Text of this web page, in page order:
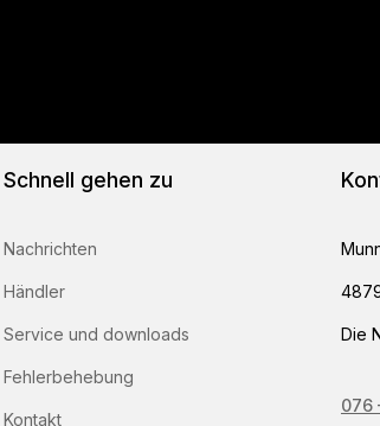
Schnell gehen zu
Nachrichten
Händler
Service und downloads
Fehlerbehebung
Kontakt
Die
076